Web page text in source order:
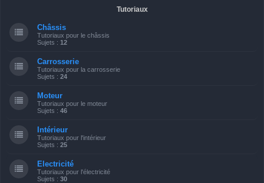
Tutoriaux
Châssis
Tutoriaux pour le châssis
Sujets : 12
Carrosserie
Tutoriaux pour la carrosserie
Sujets : 24
Moteur
Tutoriaux pour le moteur
Sujets : 46
Intérieur
Tutoriaux pour l'intérieur
Sujets : 25
Electricité
Tutoriaux pour l'électricité
Sujets : 30